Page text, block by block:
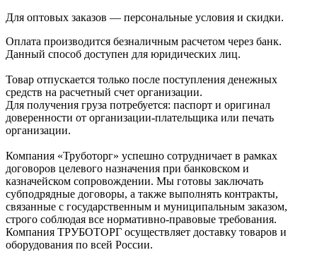
Для оптовых заказов — персональные условия и скидки.
Оплата производится безналичным расчетом через банк.
Данный способ доступен для юридических лиц.
Товар отпускается только после поступления денежных
средств на расчетный счет организации.
Для получения груза потребуется: паспорт и оригинал
доверенности от организации-плательщика или печать
организации.
Компания «Труботорг» успешно сотрудничает в рамках
договоров целевого назначения при банковском и
казначейском сопровождении. Мы готовы заключать
субподрядные договоры, а также выполнять контракты,
связанные с государственным и муниципальным заказом,
строго соблюдая все нормативно-правовые требования.
Компания ТРУБОТОРГ осуществляет доставку товаров и
оборудования по всей России.